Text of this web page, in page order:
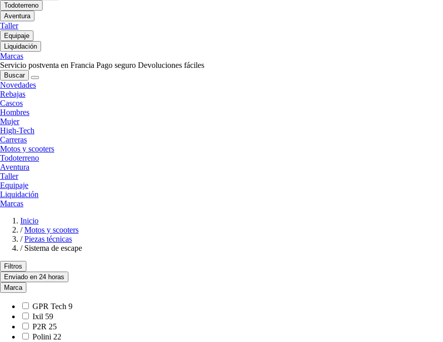
Todoterreno
Aventura
Taller
Equipaje
Liquidación
Marcas
Servicio postventa en Francia Pago seguro Devoluciones fáciles
Buscar
Novedades
Rebajas
Cascos
Hombres
Mujer
High-Tech
Carreras
Motos y scooters
Todoterreno
Aventura
Taller
Equipaje
Liquidación
Marcas
Inicio
/ Motos y scooters
/ Piezas técnicas
/ Sistema de escape
Filtros
Enviado en 24 horas
Marca
GPR Tech 9
Ixil 59
P2R 25
Polini 22